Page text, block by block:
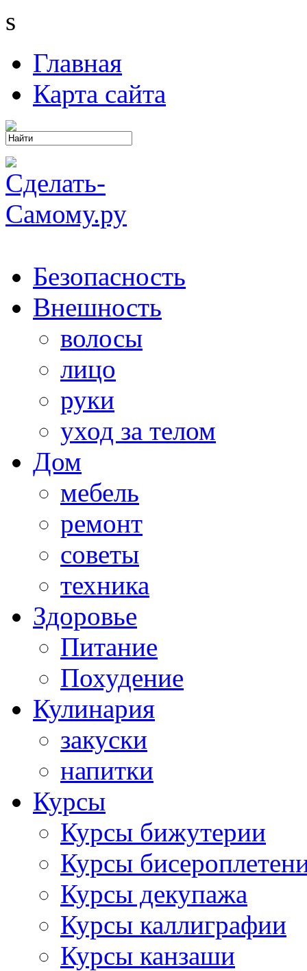
s
Главная
Карта сайта
Безопасность
Внешность
волосы
лицо
руки
уход за телом
Дом
мебель
ремонт
советы
техника
Здоровье
Питание
Похудение
Кулинария
закуски
напитки
Курсы
Курсы бижутерии
Курсы
Курсы декупажа
Курсы каллиграфии
Курсы канзаши